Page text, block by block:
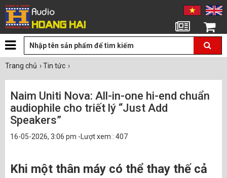
Giỏ hàng
Trang chủ ›Tin tức ›
Naim Uniti Nova: All-in-one hi-end chuẩn
audiophile cho triết lý “Just Add
Speakers”
16-05-2026, 3:06 pm -Lượt xem : 407
Khi một thân máy có thể thay thế cả